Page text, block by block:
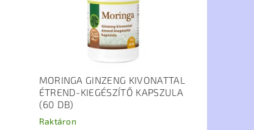
MORINGA GINZENG KIVONATTAL
ÉTREND-KIEGÉSZÍTŐ KAPSZULA
(60 DB)
Raktáron